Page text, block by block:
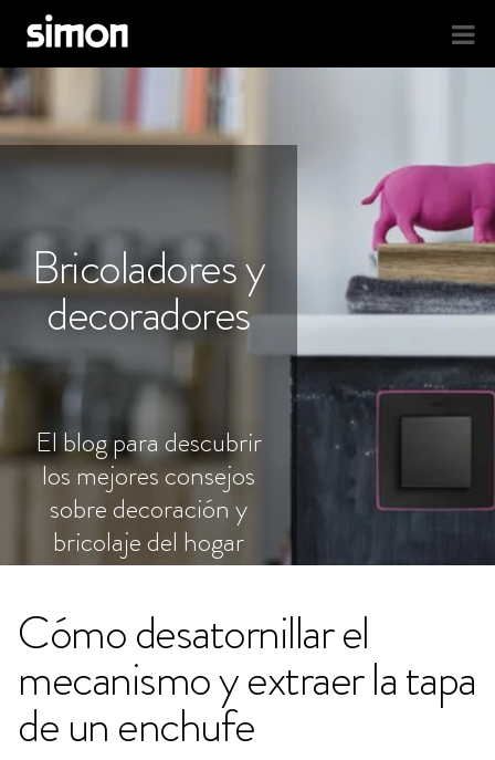
Bricoladores y
decoradores
El blog para descubrir
los mejores consejos
sobre decoración y
bricolaje del hogar
Cómo desatornillar el
mecanismo y extraer la tapa
de un enchufe